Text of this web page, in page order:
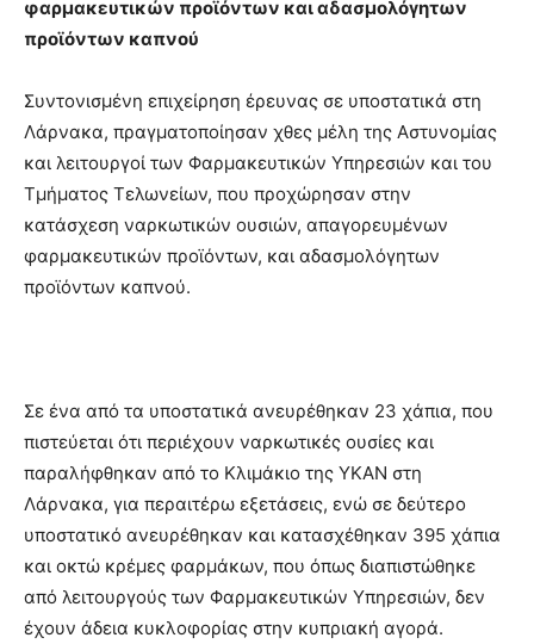
φαρμακευτικών προϊόντων και αδασμολόγητων
προϊόντων καπνού
Συντονισμένη επιχείρηση έρευνας σε υποστατικά στη
Λάρνακα, πραγματοποίησαν χθες μέλη της Αστυνομίας
και λειτουργοί των Φαρμακευτικών Υπηρεσιών και του
Τμήματος Τελωνείων, που προχώρησαν στην
κατάσχεση ναρκωτικών ουσιών, απαγορευμένων
φαρμακευτικών προϊόντων, και αδασμολόγητων
προϊόντων καπνού.
Σε ένα από τα υποστατικά ανευρέθηκαν 23 χάπια, που
πιστεύεται ότι περιέχουν ναρκωτικές ουσίες και
παραλήφθηκαν από το Κλιμάκιο της ΥΚΑΝ στη
Λάρνακα, για περαιτέρω εξετάσεις, ενώ σε δεύτερο
υποστατικό ανευρέθηκαν και κατασχέθηκαν 395 χάπια
και οκτώ κρέμες φαρμάκων, που όπως διαπιστώθηκε
από λειτουργούς των Φαρμακευτικών Υπηρεσιών, δεν
έχουν άδεια κυκλοφορίας στην κυπριακή αγορά.